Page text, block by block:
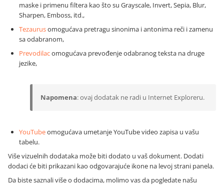
maske i primenu filtera kao što su Grayscale, Invert, Sepia, Blur,
Sharpen, Emboss, itd.,
Tezaurusomogućava pretragu sinonima i antonima reči i zamenu
sa odabranom,
Prevodilacomogućava prevođenje odabranog teksta na druge
jezike,
Napomena: ovaj dodatak ne radi u Internet Exploreru.
YouTubeomogućava umetanje YouTube video zapisa u vašu
tabelu.
Više vizuelnih dodataka može biti dodato u vaš dokument. Dodati
dodaci će biti prikazani kao odgovarajuće ikone na levoj strani panela.
Da biste saznali više o dodacima, molimo vas da pogledate našu